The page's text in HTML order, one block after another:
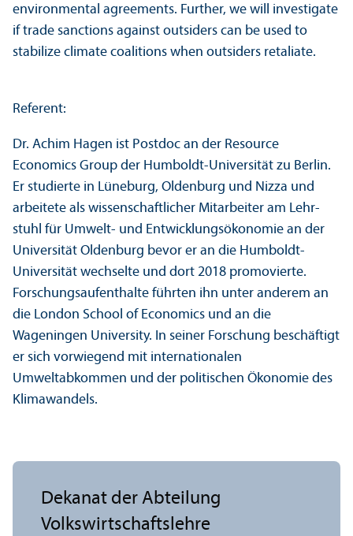
environmental agreements. Further, we will investigate
if trade sanctions against outsiders can be used to
stabilize climate coalitions when outsiders retaliate.
Referent:
Dr. Achim Hagen ist Postdoc an der Resource
Economics Group der Humboldt-Universität zu Berlin.
Er studierte in Lüneburg, Oldenburg und Nizza und
arbeitete als wissenschaft­licher Mitarbeiter am Lehr­
stuhl für Umwelt- und Entwicklungs­ökonomie an der
Universität Oldenburg bevor er an die Humboldt-
Universität wechselte und dort 2018 promovierte.
Forschungs­aufenthalte führten ihn unter anderem an
die London School of Economics und an die
Wageningen University. In seiner Forschung beschäftigt
er sich vorwiegend mit internationalen
Umweltabkommen und der politischen Ökonomie des
Klimawandels.
Dekanat der Abteilung
Volkswirtschafts­lehre